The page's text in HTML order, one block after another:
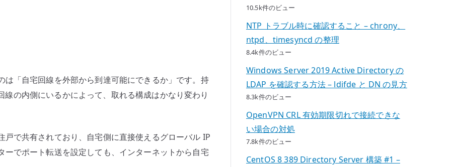
す
る
方
–
「自宅回線を外部から到達可能にできるか」です。持
の内側にいるかによって、取れる構成はかなり変わり
で共有されており、自宅側に直接使えるグローバル IP
でポート転送を設定しても、インターネットから自宅
10.5k件のビュー
NTP トラブル時に確認すること – chrony、
ntpd、timesyncd の整理
8.4k件のビュー
Windows Server 2019 Active Directory の
LDAP を確認する方法 – ldifde と DN の見方
8.3k件のビュー
OpenVPN CRL 有効期限切れで接続できな
い場合の対処
7.8k件のビュー
CentOS 8 389 Directory Server 構築 #1 –